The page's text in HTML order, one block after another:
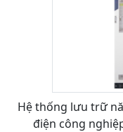
Hệ thống lưu trữ
điện công